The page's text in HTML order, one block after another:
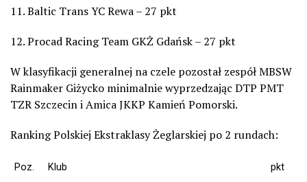
11. Baltic Trans YC Rewa – 27 pkt
12. Procad Racing Team GKŻ Gdańsk – 27 pkt
W klasyfikacji generalnej na czele pozostał zespół MBSW
Rainmaker Giżycko minimalnie wyprzedzając DTP PMT
TZR Szczecin i Amica JKKP Kamień Pomorski.
Ranking Polskiej Ekstraklasy Żeglarskiej po 2 rundach:
Poz. Klub
pkt